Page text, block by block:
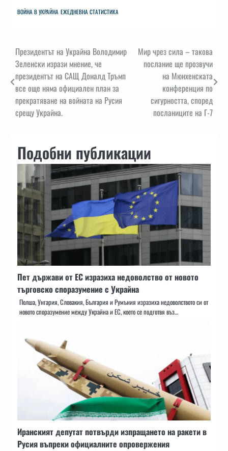
ВОЙНА В УКРАЙНА ЕЖЕДНЕВНА СТАТИСТИКА
Навигация
Президентът на Украйна Володимир
Зеленски изрази мнение, че
президентът на САЩ Доналд Тръмп
все още няма официален план за
прекратяване на войната на Русия
срещу Украйна.
Мир чрез сила – такова
послание ще прозвучи
на Мюнхенската
конференция по
сигурността, според
посланиците на Г-7
Подобни публикации
Пет държави от ЕС изразиха недоволство от новото
търговско споразумение с Украйна
Полша, Унгария, Словакия, България и Румъния изразиха недоволството си от
новото споразумение между Украйна и ЕС, което се подготвя въз…
Иранският депутат потвърди изпращането на ракети в
Русия въпреки официалните опровержения